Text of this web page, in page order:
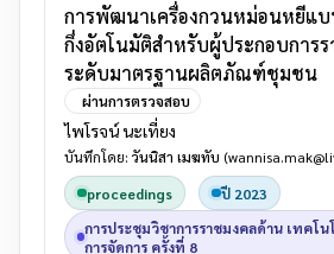
การพัฒนาเครื่องกวนหม่อนหยีแ
กึ่งอัตโนมัติสำหรับผู้ประกอบการร
ระดับมาตรฐานผลิตภัณฑ์ชุมชน
ผ่านการตรวจสอบ
ไพโรจน์ นะเที่ยง
บันทึกโดย: วันนิสา เมฆทับ
proceedings
ปี 2023
การประชุมวิชาการราชมงคลด้าน เทคโ
การจัดการ ครั้งที่ 8